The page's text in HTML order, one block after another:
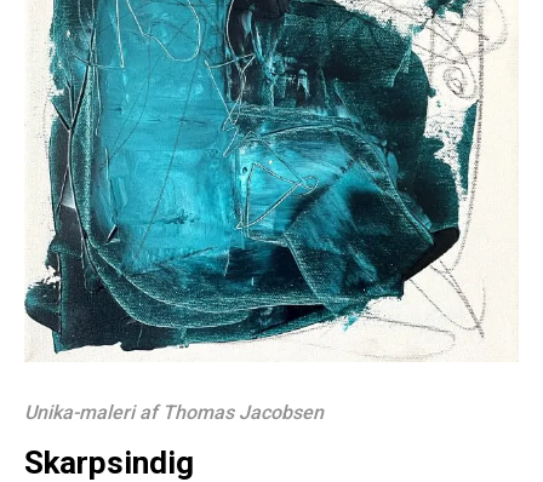
Unika-maleri af Thomas Jacobsen
Skarpsindig